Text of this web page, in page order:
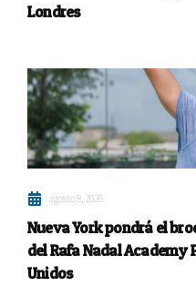
Londres
agosto 8, 2026
Nueva York pondrá el
del Rafa Nadal Academy
Unidos